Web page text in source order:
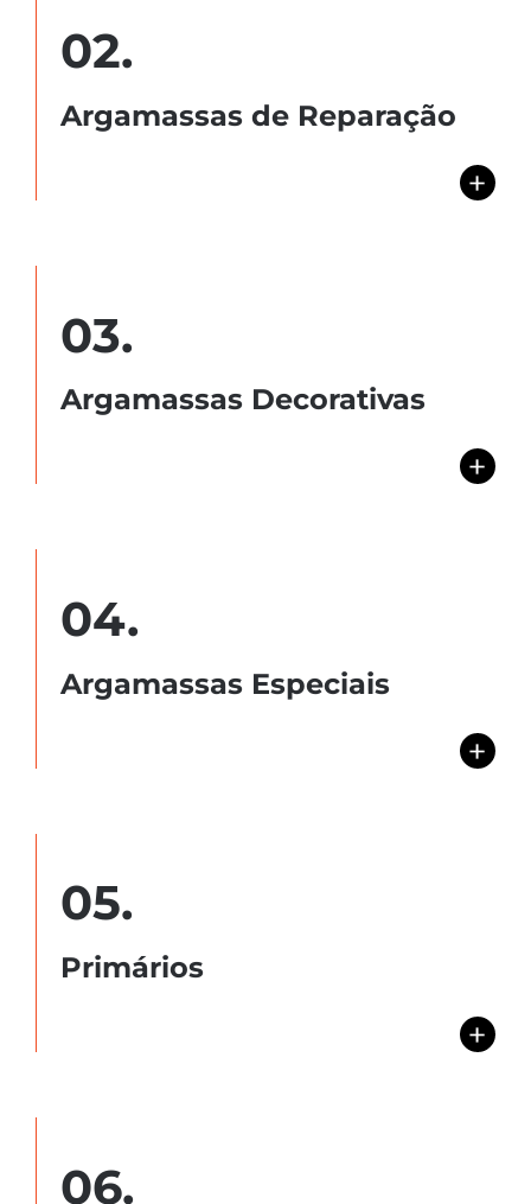
02.
Argamassas de Reparação
+
03.
Argamassas Decorativas
+
04.
Argamassas Especiais
+
05.
Primários
+
06.